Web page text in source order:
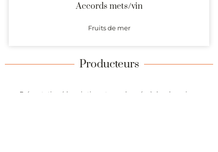
Accords mets/vin
Fruits de mer
Producteurs
Présentation (description et coordonnées) des domaines